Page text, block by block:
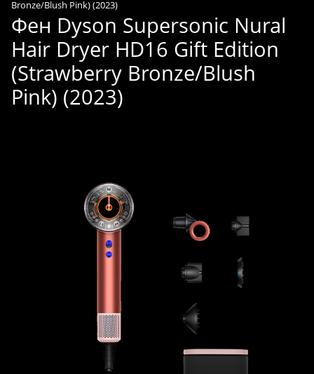
Bronze/Blush Pink) (2023)
Фен Dyson Supersonic Nural
Hair Dryer HD16 Gift Edition
(Strawberry Bronze/Blush
Pink) (2023)